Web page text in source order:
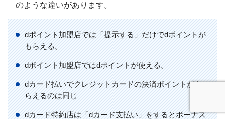
のような違いがあります。
dポイント加盟店では「提示する」だけでdポイントが
もらえる。
dポイント加盟店ではdポイントが使える。
dカード払いでクレジットカードの決済ポイントがも
らえるのは同じ
dカード特約店は「dカード支払い」をするとボーナス